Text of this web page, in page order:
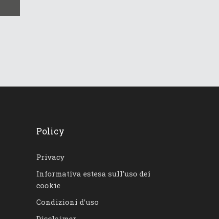
Policy
Privacy
Informativa estesa sull’uso dei
cookie
Condizioni d’uso